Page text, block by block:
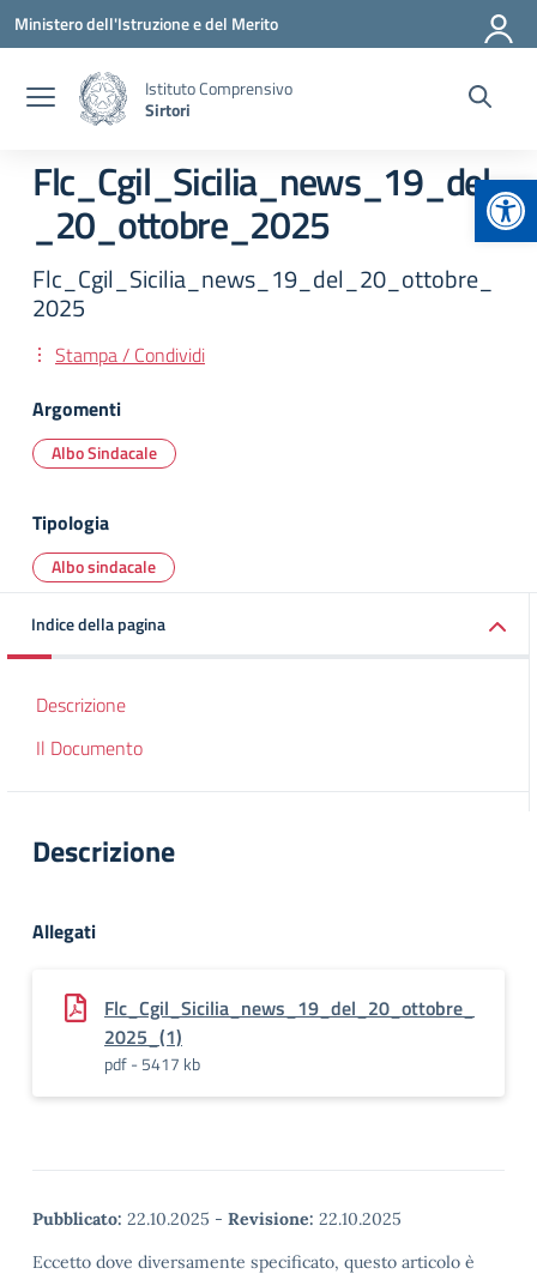
Vai ai contenuti
Vai al menu di navigazione
Vai al footer
Ministero dell'Istruzione e del Merito
Istituto Comprensivo
Sirtori
Flc_Cgil_Sicilia_news_19_del
_20_ottobre_2025
Flc_Cgil_Sicilia_news_19_del_20_ottobre_
2025
Stampa / Condividi
Argomenti
Albo Sindacale
Tipologia
Albo sindacale
Indice della pagina
Descrizione
Il Documento
Descrizione
Allegati
Flc_Cgil_Sicilia_news_19_del_20_ottobre_
2025_(1)
pdf - 5417 kb
Pubblicato: 22.10.2025 - Revisione: 22.10.2025
Eccetto dove diversamente specificato, questo articolo è